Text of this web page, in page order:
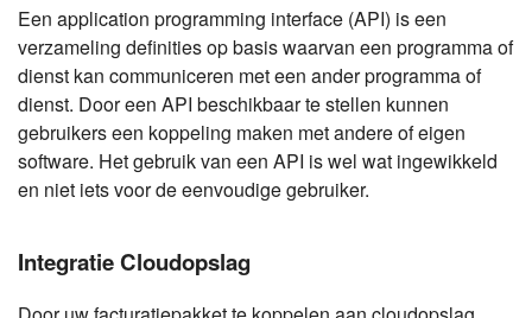
Een application programming interface (API) is een
verzameling definities op basis waarvan een programma of
dienst kan communiceren met een ander programma of
dienst. Door een API beschikbaar te stellen kunnen
gebruikers een koppeling maken met andere of eigen
software. Het gebruik van een API is wel wat ingewikkeld
en niet iets voor de eenvoudige gebruiker.
Integratie Cloudopslag